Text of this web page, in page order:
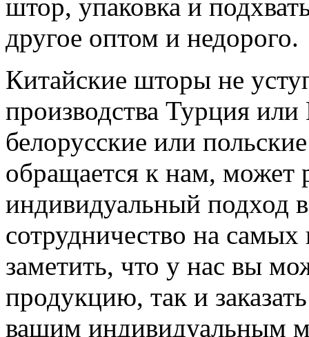
штор, упаковка и
другое оптом и недорого.
Китайские шторы не
производства Турция
белорусские или
обращается к нам, может
индивидуальный подход
сотрудничество на
заметить, что у нас вы
продукцию, так и
вашим индивидуальным